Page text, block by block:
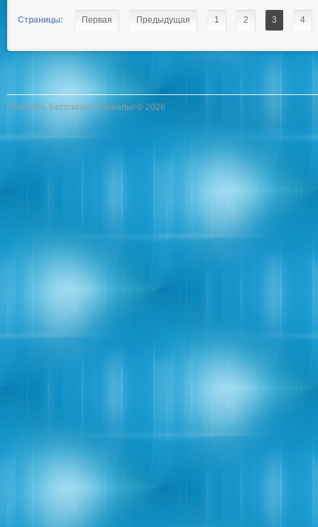
Страницы: Первая Предыдущая 1 2 3 4
Смотреть Бесплатно Сериалы! © 2026